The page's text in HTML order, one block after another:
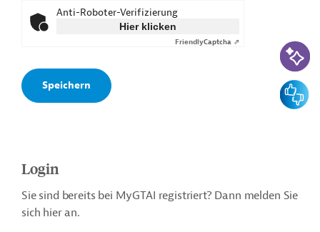
Anti-Roboter-Verifizierung
Hier klicken
FriendlyCaptcha ⇗
Login
Sie sind bereits bei MyGTAI registriert? Dann melden Sie
sich hier an.
KI-